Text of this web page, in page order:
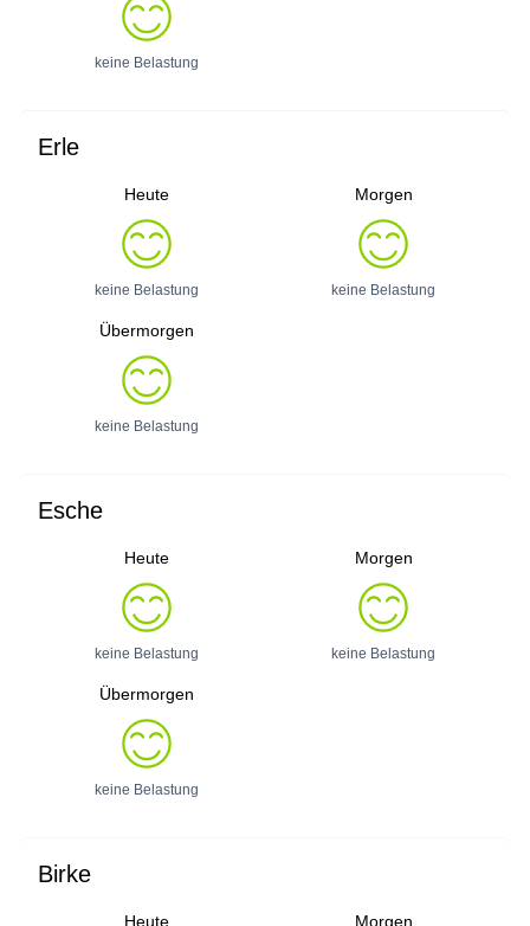
keine Belastung
Erle
Heute
keine Belastung
Morgen
keine Belastung
Übermorgen
keine Belastung
Esche
Heute
keine Belastung
Morgen
keine Belastung
Übermorgen
keine Belastung
Birke
Heute Morgen